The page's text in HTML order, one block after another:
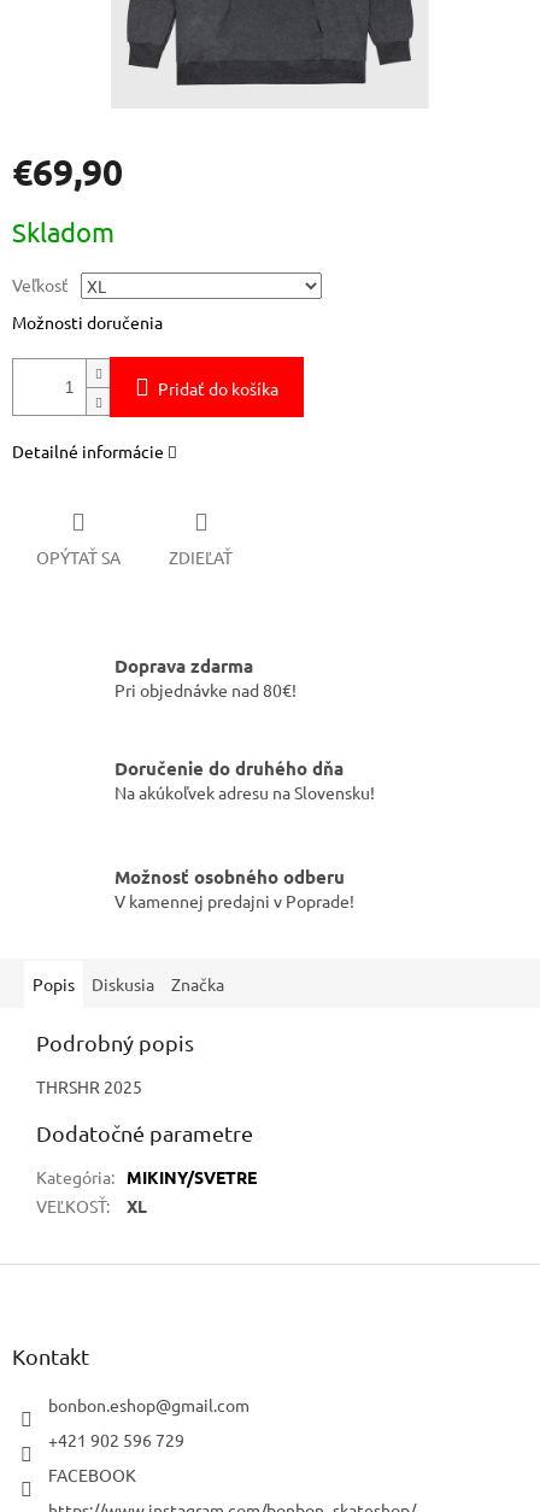
€69,90
cena:
Skladom
Veľkosť
Možnosti doručenia
Pridať do košíka
Detailné informácie
OPÝTAŤ SA ZDIEĽAŤ
Doprava zdarma
Pri objednávke nad 80€!
Doručenie do druhého dňa
Na akúkoľvek adresu na Slovensku!
Možnosť osobného odberu
V kamennej predajni v Poprade!
Popis Diskusia Značka
Podrobný popis
THRSHR 2025
Dodatočné parametre
Kategória:
MIKINY/SVETRE
VEĽKOSŤ: XL
Z
Kontakt
bonbon.eshop@gmail.com
+421 902 596 729
FACEBOOK